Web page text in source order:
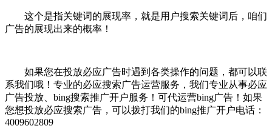
这个是指关键词的展现率，就是用户搜索关键词后，咱们
广告的展现出来的概率！
如果您在投放必应广告时遇到各类操作的问题，都可以联
系我们哦！专业的必应搜索广告运营服务，我们专业从事必应
广告投放、bing搜索推广开户服务！可代运营bing广告！如果
您想投放必应搜索广告，可以拨打我们的bing推广开户电话：
4009602809